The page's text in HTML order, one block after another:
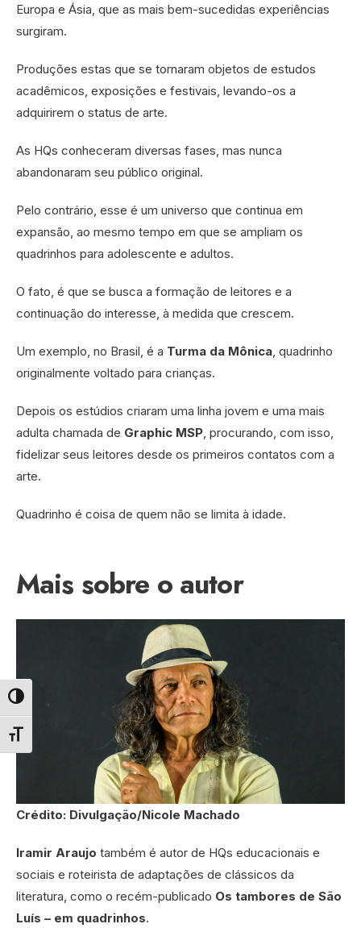
Alternar alto contraste
Alternar tamanho da fonte
Europa e Ásia, que as mais bem-sucedidas experiências
surgiram.
Produções estas que se tornaram objetos de estudos
acadêmicos, exposições e festivais, levando-os a
adquirirem o status de arte.
As HQs conheceram diversas fases, mas nunca
abandonaram seu público original.
Pelo contrário, esse é um universo que continua em
expansão, ao mesmo tempo em que se ampliam os
quadrinhos para adolescente e adultos.
O fato, é que se busca a formação de leitores e a
continuação do interesse, à medida que crescem.
Um exemplo, no Brasil, é a Turma da Mônica , quadrinho
originalmente voltado para crianças.
Depois os estúdios criaram uma linha jovem e uma mais
adulta chamada de Graphic MSP , procurando, com isso,
fidelizar seus leitores desde os primeiros contatos com a
arte.
Quadrinho é coisa de quem não se limita à idade.
Mais sobre o autor
Crédito: Divulgação/Nicole Machado
Iramir Araujo também é autor de HQs educacionais e
sociais e roteirista de adaptações de clássicos da
literatura, como o recém-publicado Os tambores de São
Luís – em quadrinhos.